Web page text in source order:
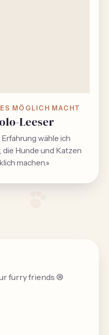
MÖGLICH MACHT
Leeser
wähle ich
Hunde und Katzen
machen.»
furry friends ®